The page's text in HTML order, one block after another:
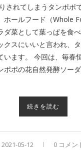
されてしまうタンポポ
ホールフード（Whole
ダ菜として葉っぱを食
クスにいいと言われ、
います。 今回は、毎春
ポポの花自然発酵ソー
続きを読む
2021-05-12 0 コメン